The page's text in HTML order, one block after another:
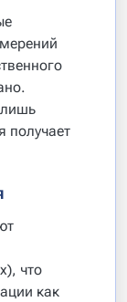
лишь
получает
что
как